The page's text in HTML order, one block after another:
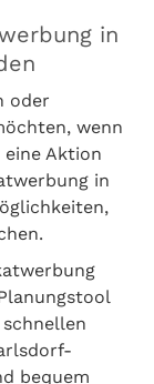
in
oder
wenn
Aktion
in
bequem